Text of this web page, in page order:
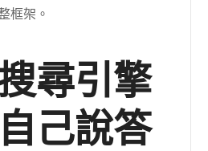
框架。
尋引擎
己說答